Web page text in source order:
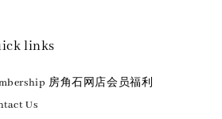
links
房角石网店会员福利
Us